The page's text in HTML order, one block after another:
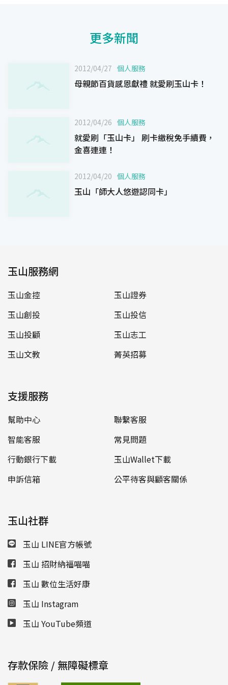
更多新聞
2012/04/27 個人服務
母親節百貨感恩獻禮 就愛刷玉山卡！
2012/04/26 個人服務
就愛刷「玉山卡」 刷卡繳稅免手續費，
金喜連連！
2012/04/20 個人服務
玉山「師大人悠遊認同卡」
玉山服務網
玉山金控
玉山證券
玉山創投
玉山投信
玉山投顧
玉山志工
玉山文教
菁英招募
支援服務
幫助中心
聯繫客服
智能客服
常見問題
行動銀行下載
玉山Wallet下載
申訴信箱
公平待客與顧客關係
玉山社群
玉山 LINE官方帳號
玉山 招財納福喵喵
玉山 數位生活好康
玉山 Instagram
玉山 YouTube頻道
存款保險 / 無障礙標章